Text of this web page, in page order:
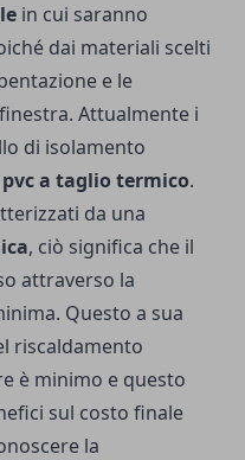
in cui saranno
dai materiali scelti
e le
Attualmente i
di isolamento
pvc a taglio termico.
da una
, ciò significa che il
attraverso la
Questo a sua
riscaldamento
è minimo e questo
sul costo finale
la